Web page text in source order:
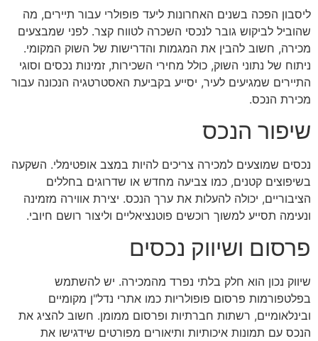
ליסבון הפכה בשנים האחרונות ליעד פופולרי עבור תיירים, מה
שהוביל לביקוש גובר לנכסי השכרה לטווח קצר. לפני שמבצעים
מכירה, חשוב להבין את המגמות והדרישות של השוק המקומי.
ניתוח של נתוני השוק, כולל מחירי השכירות, זמינות נכסים וסוגי
התיירים שמגיעים לעיר, יסייע בקביעת האסטרטגיה הנכונה עבור
מכירת הנכס.
שיפור הנכס
נכסים שמוצעים למכירה צריכים להיות במצב אופטימלי. השקעה
בשיפוצים קטנים, כמו צביעה מחדש או שדרוגים בחללים
הציבוריים, יכולה להעלות את ערך הנכס. יצירת אווירה מזמינה
ונעימה תסייע למשוך רוכשים פוטנציאליים וליצור רושם חיובי.
פרסום ושיווק נכסים
שיווק נכון הוא חלק בלתי נפרד מהמכירה. יש להשתמש
בפלטפורמות פרסום פופולריות כמו אתרי נדל"ן מקומיים
ובינלאומיים, רשתות חברתיות ופרסום ממומן. חשוב להציג את
הנכס עם תמונות איכותיות ותיאורים מפורטים שידגישו את